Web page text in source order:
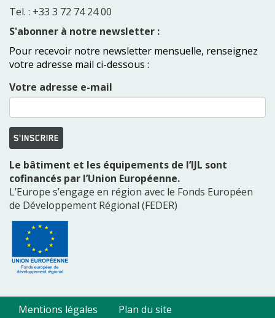
Tel. : +33 3 72 74 24 00
S'abonner à notre newsletter :
Pour recevoir notre newsletter mensuelle, renseignez
votre adresse mail ci-dessous :
Votre adresse e-mail
S'INSCRIRE
Le bâtiment et les équipements de l’IJL sont
cofinancés par l’Union Européenne.
L’Europe s’engage en région avec le Fonds Européen
de Développement Régional (FEDER)
Mentions légales Plan du site